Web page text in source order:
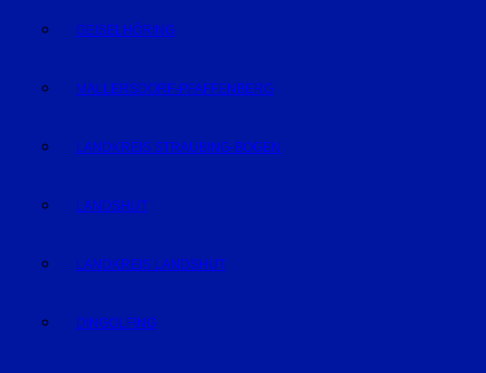
GEISELHÖRING
MALLERSDORF-PFAFFENBERG
LANDKREIS STRAUBING-BOGEN
LANDSHUT
LANDKREIS LANDSHUT
DINGOLFING